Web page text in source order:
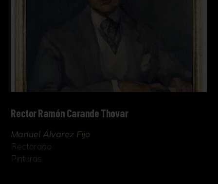
Rector Ramón Carande Thovar
Manuel Álvarez Fijo
Rectorado
Pinturas